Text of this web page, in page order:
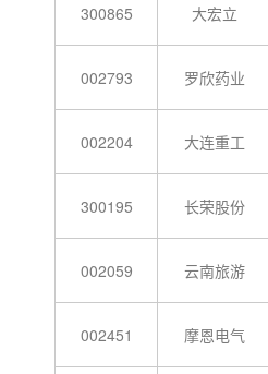
300865 大宏立
002793 罗欣药业
002204 大连重工
300195 长荣股份
002059 云南旅游
002451 摩恩电气